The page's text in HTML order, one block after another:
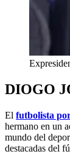
DIOGO
El futbolista
hermano en un
mundo del
destacadas del